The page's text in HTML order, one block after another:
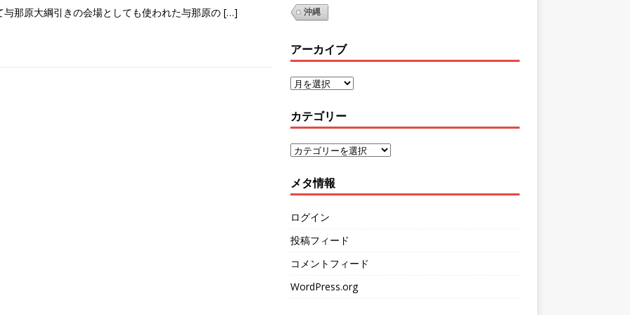
与那原大綱引きの会場としても使われた与那原の […] 沖縄
アーカイブ
カテゴリー
メタ情報
ログイン
投稿フィード
コメントフィード
WordPress.org